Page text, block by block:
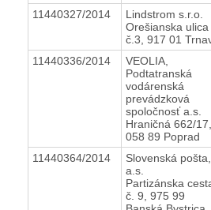
11440327/2014
Lindstrom s.r.o.
Orešianska ulica
č.3, 917 01
11440336/2014
VEOLIA,
Podtatranská
vodárenská
prevádzková
spoločnosť a.s.
Hraničná 662/17,
058 89 Poprad
11440364/2014
Slovenská pošta,
a.s.
Partizánska
č. 9, 975 99